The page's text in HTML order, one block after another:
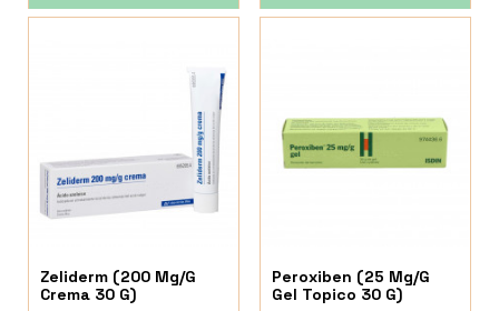
Zeliderm (200 Mg/G
Crema 30 G)
Peroxiben (25 Mg/G
Gel Topico 30 G)